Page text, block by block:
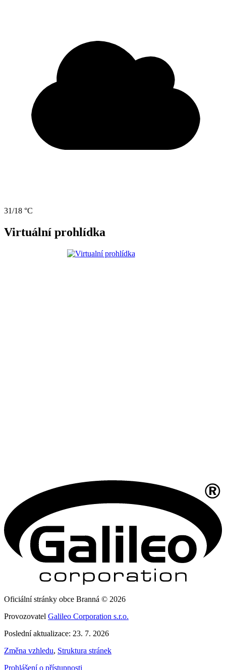
31/18 °C
Virtuální prohlídka
Oficiální stránky obce Branná © 2026
Provozovatel Galileo Corporation s.r.o.
Poslední aktualizace: 23. 7. 2026
Změna vzhledu, Struktura stránek
Prohlášení o přístupnosti